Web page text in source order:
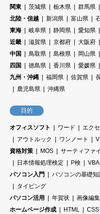
関東
茨城県 栃木県 群馬県
北陸・信越
新潟県 富山県
東海
岐阜県 静岡県 愛知県
近畿
滋賀県 京都府 大阪府
中国
鳥取県 島根県 岡山県
四国
徳島県 香川県 愛媛県
九州・沖縄
福岡県 佐賀県
鹿児島県
沖縄県
目的
オフィスソフト ワード エク
アウトルック
ワンノート
資格対策
MOS サーティファ
日本情報処理検定
P検
パソコン入門
パソコンの基礎
タイピング
パソコン活用
年賀状 画像編集
ホームページ作成
HTML CSS